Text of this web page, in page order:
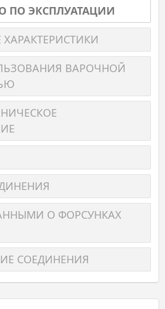
ПО ЭКСПЛУАТАЦИИ
ВАРОЧНОЙ
О ФОРСУНКАХ
СОЕДИНЕНИЯ